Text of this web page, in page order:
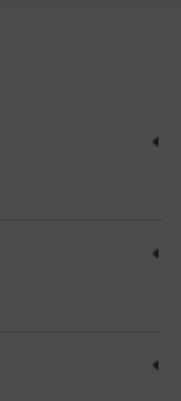
la struttura